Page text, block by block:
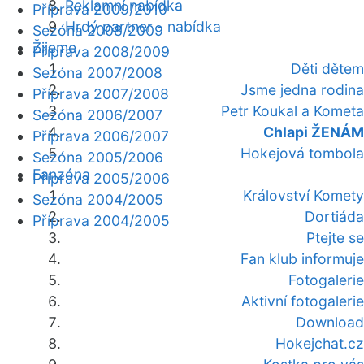
Reklamní nabídka
Hrdý partner - nabídka
Žijeme
Děti dětem
Jsme jedna rodina
Petr Koukal a Kometa
Chlapi ŽENÁM
Hokejová tombola
Fanzóna
Království Komety
Dortiáda
Ptejte se
Fan klub informuje
Fotogalerie
Aktivní fotogalerie
Download
Hokejchat.cz
Příprava 2009/2010
Sezóna 2008/2009
Příprava 2008/2009
Sezóna 2007/2008
Příprava 2007/2008
Sezóna 2006/2007
Příprava 2006/2007
Sezóna 2005/2006
Příprava 2005/2006
Sezóna 2004/2005
Příprava 2004/2005